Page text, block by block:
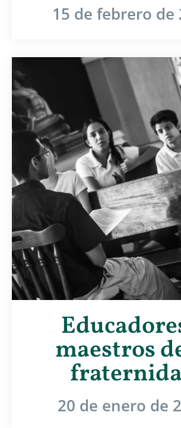
15 de febrero de
maestros
20 de enero de